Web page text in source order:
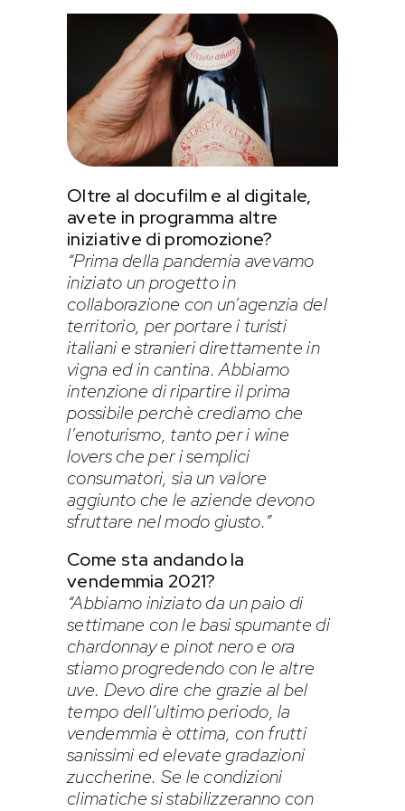
Oltre al docufilm e al digitale,
avete in programma altre
iniziative di promozione?
“Prima della pandemia avevamo
iniziato un progetto in
collaborazione con un’agenzia del
territorio, per portare i turisti
italiani e stranieri direttamente in
vigna ed in cantina. Abbiamo
intenzione di ripartire il prima
possibile perchè crediamo che
l’enoturismo, tanto per i wine
lovers che per i semplici
consumatori, sia un valore
aggiunto che le aziende devono
sfruttare nel modo giusto.”
Come sta andando la
vendemmia 2021?
“Abbiamo iniziato da un paio di
settimane con le basi spumante di
chardonnay e pinot nero e ora
stiamo progredendo con le altre
uve. Devo dire che grazie al bel
tempo dell’ultimo periodo, la
vendemmia è ottima, con frutti
sanissimi ed elevate gradazioni
zuccherine. Se le condizioni
climatiche si stabilizzeranno con